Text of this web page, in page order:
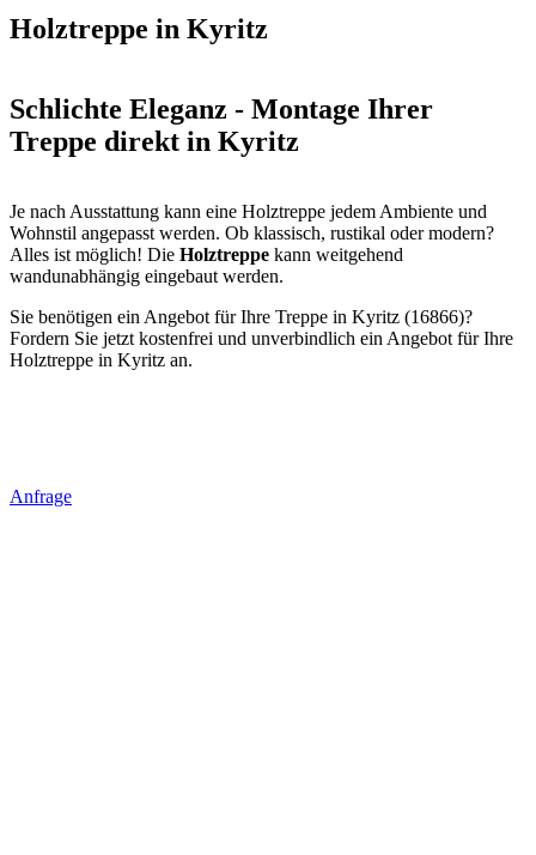
Holztreppe in Kyritz
Schlichte Eleganz - Montage Ihrer
Treppe direkt in Kyritz
Je nach Ausstattung kann eine Holztreppe jedem Ambiente und
Wohnstil angepasst werden. Ob klassisch, rustikal oder modern?
Alles ist möglich! Die Holztreppe kann weitgehend
wandunabhängig eingebaut werden.
Sie benötigen ein Angebot für Ihre Treppe in Kyritz (16866)?
Fordern Sie jetzt kostenfrei und unverbindlich ein Angebot für Ihre
Holztreppe in Kyritz an.
Anfrage